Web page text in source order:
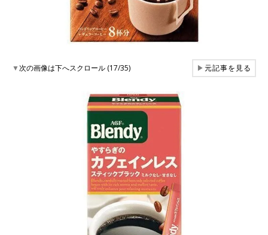
▼次の画像は下へスクロール (17/35) ▶元記事を見る